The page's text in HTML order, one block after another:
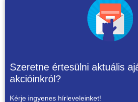
Szeretne értesülni aktuális
akcióinkról?
Kérje ingyenes hírleveleinket!